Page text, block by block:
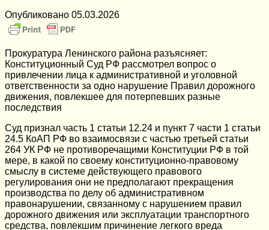
Опубликовано 05.03.2026
Прокуратура Ленинского района разъясняет:
Конституционный Суд РФ рассмотрел вопрос о
привлечении лица к административной и уголовной
ответственности за одно нарушение Правил дорожного
движения, повлекшее для потерпевших разные
последствия
Суд признал часть 1 статьи 12.24 и пункт 7 части 1 статьи
24.5 КоАП РФ во взаимосвязи с частью третьей статьи
264 УК РФ не противоречащими Конституции РФ в той
мере, в какой по своему конституционно-правовому
смыслу в системе действующего правового
регулирования они не предполагают прекращения
производства по делу об административном
правонарушении, связанному с нарушением правил
дорожного движения или эксплуатации транспортного
средства, повлекшим причинение легкого вреда